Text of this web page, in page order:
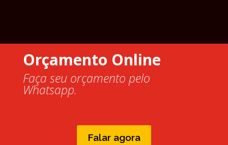
Orçamento Online
Faça seu orçamento pelo
Whatsapp.
Falar agora